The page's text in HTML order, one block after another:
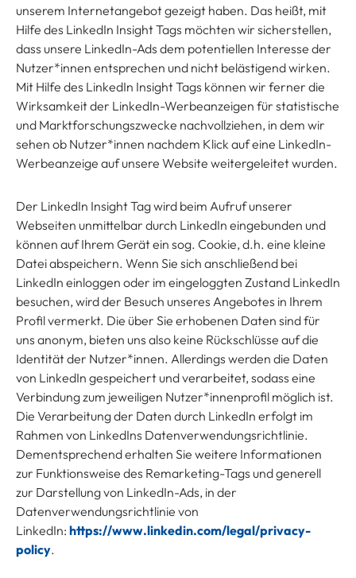
unserem Internetangebot gezeigt haben. Das heißt, mit
Hilfe des LinkedIn Insight Tags möchten wir sicherstellen,
dass unsere LinkedIn-Ads dem potentiellen Interesse der
Nutzer*innen entsprechen und nicht belästigend wirken.
Mit Hilfe des LinkedIn Insight Tags können wir ferner die
Wirksamkeit der LinkedIn-Werbeanzeigen für statistische
und Marktforschungszwecke nachvollziehen, in dem wir
sehen ob Nutzer*innen nachdem Klick auf eine LinkedIn-
Werbeanzeige auf unsere Website weitergeleitet wurden.
Der LinkedIn Insight Tag wird beim Aufruf unserer
Webseiten unmittelbar durch LinkedIn eingebunden und
können auf Ihrem Gerät ein sog. Cookie, d.h. eine kleine
Datei abspeichern. Wenn Sie sich anschließend bei
LinkedIn einloggen oder im eingeloggten Zustand LinkedIn
besuchen, wird der Besuch unseres Angebotes in Ihrem
Profil vermerkt. Die über Sie erhobenen Daten sind für
uns anonym, bieten uns also keine Rückschlüsse auf die
Identität der Nutzer*innen. Allerdings werden die Daten
von LinkedIn gespeichert und verarbeitet, sodass eine
Verbindung zum jeweiligen Nutzer*innenprofil möglich ist.
Die Verarbeitung der Daten durch LinkedIn erfolgt im
Rahmen von LinkedIns Datenverwendungsrichtlinie.
Dementsprechend erhalten Sie weitere Informationen
zur Funktionsweise des Remarketing-Tags und generell
zur Darstellung von LinkedIn-Ads, in der
Datenverwendungsrichtlinie von
LinkedIn: https://www.linkedin.com/legal/privacy-
policy.